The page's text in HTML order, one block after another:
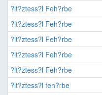
?lt?ztess?l Feh?rbe
?lt?ztess?l Feh?rbe
?lt?ztess?l Feh?rbe
?lt?ztess?l Feh?rbe
?lt?ztess?l Feh?rbe
?lt?ztess?l feh?rbe